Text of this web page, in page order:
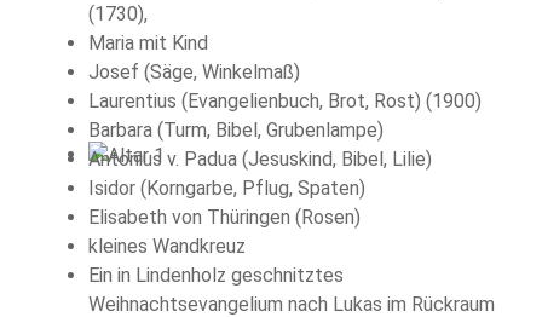
(1730),
Maria mit Kind
Josef (Säge, Winkelmaß)
Laurentius (Evangelienbuch, Brot, Rost) (1900)
Barbara (Turm, Bibel, Grubenlampe)
Antonius v. Padua (Jesuskind, Bibel, Lilie)
Isidor (Korngarbe, Pflug, Spaten)
Elisabeth von Thüringen (Rosen)
kleines Wandkreuz
Ein in Lindenholz geschnitztes
Weihnachtsevangelium nach Lukas im Rückraum